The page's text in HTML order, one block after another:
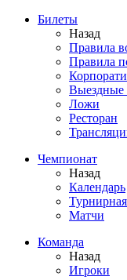
Билеты
Назад
Правила
Правила
Выездные
Ложи
Ресторан
Чемпионат
Назад
Календарь
Матчи
Команда
Назад
Игроки